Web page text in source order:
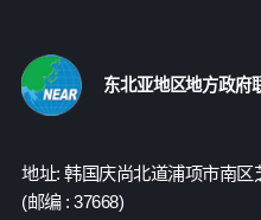
东北亚地区地方政府
地址: 韩国庆尚北道浦项市南区
(邮编 : 37668)